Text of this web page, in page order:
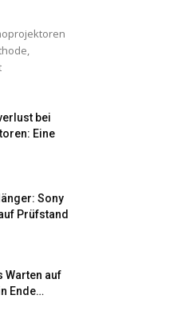
bei
Eine
Sony
Prüfstand
Warten auf
Ende…